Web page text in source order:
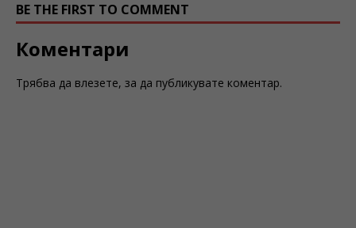
BE THE FIRST TO COMMENT
Коментари
Трябва да влезете, за да публикувате коментар.